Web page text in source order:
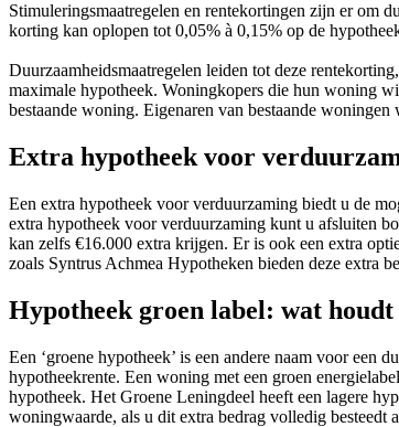
Stimuleringsmaatregelen en rentekortingen zijn er om
korting kan oplopen tot 0,05% à 0,15% op de
Duurzaamheidsmaatregelen leiden tot deze
maximale hypotheek. Woningkopers die hun woning
bestaande woning. Eigenaren van bestaande
Extra hypotheek voor
Een extra hypotheek voor verduurzaming biedt u de
extra hypotheek voor verduurzaming kunt u afsluiten
kan zelfs €16.000 extra krijgen. Er is ook een extra
zoals Syntrus Achmea Hypotheken bieden deze extra
Hypotheek groen label: wat
Een ‘groene hypotheek’ is een andere naam voor
hypotheekrente. Een woning met een groen
hypotheek. Het Groene Leningdeel heeft een lagere
woningwaarde, als u dit extra bedrag volledig besteedt